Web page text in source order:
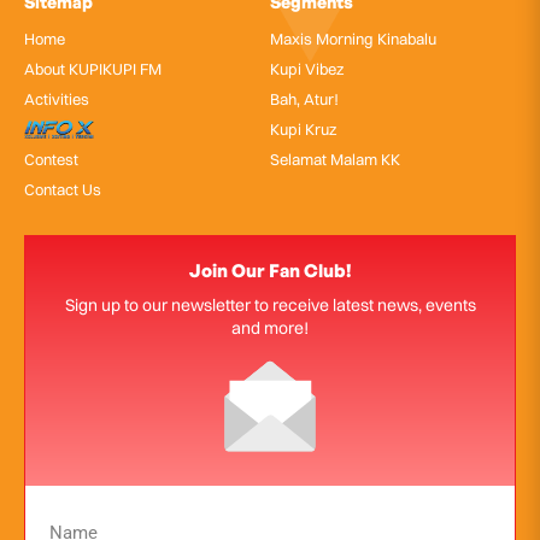
Home
About KUPIKUPI FM
Activities
InfoX
Contest
Contact Us
Maxis Morning Kinabalu
Kupi Vibez
Bah, Atur!
Kupi Kruz
Selamat Malam KK
Join Our Fan Club!
Sign up to our newsletter to receive latest news, events
and more!